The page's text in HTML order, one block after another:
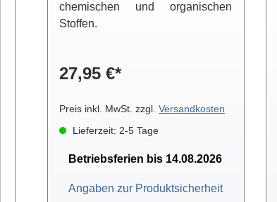
chemischen und organischen
Stoffen.
27,95 €*
Preis inkl. MwSt. zzgl. Versandkosten
Lieferzeit: 2-5 Tage
Betriebsferien bis 14.08.2026
Angaben zur Produktsicherheit